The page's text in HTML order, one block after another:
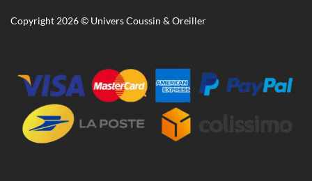
Copyright 2026 © Univers Coussin & Oreiller